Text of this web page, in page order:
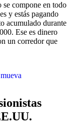
se compone en todo
y estás pagando
acumulado durante
Ese es dinero
un corredor que